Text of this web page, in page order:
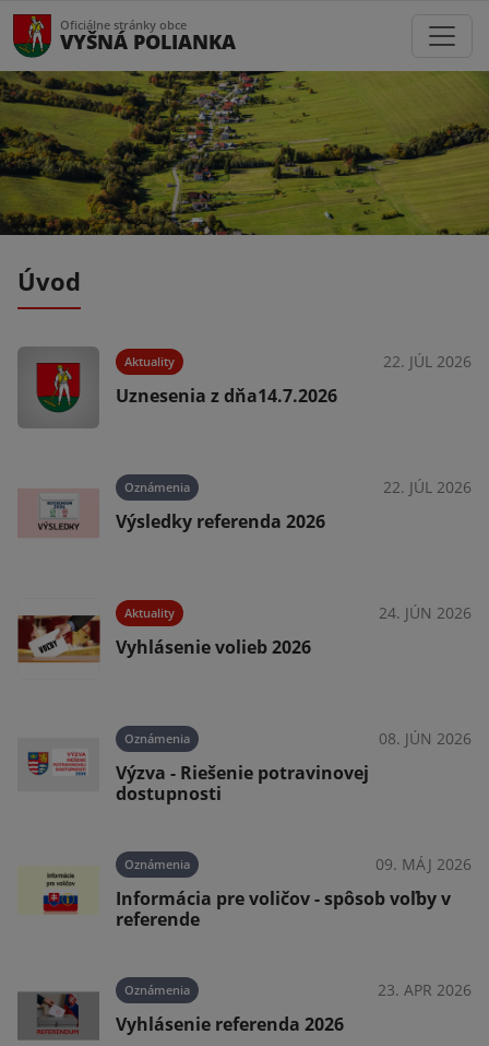
Oficiálne stránky obce
VYŠNÁ POLIANKA
Úvod
Aktuality 22. JÚL 2026
Uznesenia z dňa14.7.2026
Oznámenia 22. JÚL 2026
Výsledky referenda 2026
Aktuality 24. JÚN 2026
Vyhlásenie volieb 2026
Oznámenia 08. JÚN 2026
Výzva - Riešenie potravinovej
dostupnosti
Oznámenia 09. MÁJ 2026
Informácia pre voličov - spôsob voľby v
referende
Oznámenia 23. APR 2026
Vyhlásenie referenda 2026